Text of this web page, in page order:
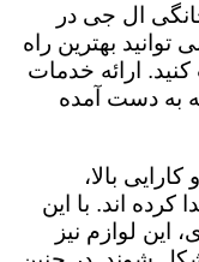
ال جی در
بهترین راه
ارائه خدمات
به دست آمده
بالا،
کرده اند. با این
این لوازم نیز